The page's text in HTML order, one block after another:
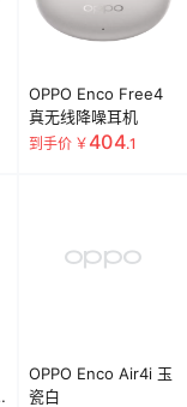
OPPO Enco Free4
真无线降噪耳机
到手价 ￥ 404.1
OPPO Enco Air4i 玉
瓷白